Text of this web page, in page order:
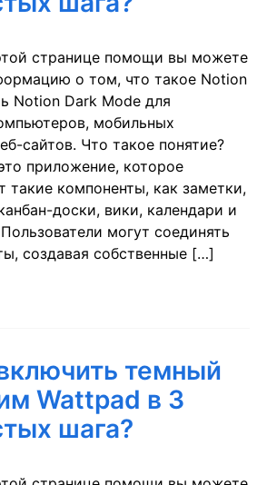
странице помощи вы можете
о том, что такое Notion
Notion Dark Mode для
мобильных
сайтов. Что такое понятие?
приложение, которое
такие компоненты, как заметки,
доски, вики, календари и
могут соединять
создавая собственные […]
темный
Wattpad в 3
шага?